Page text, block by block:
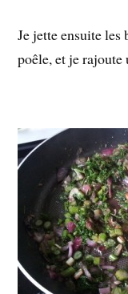
Je jette ensuite les
poêle, et je rajoute